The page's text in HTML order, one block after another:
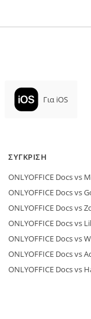
Για iOS
ΣΎΓΚΡΙΣΗ
ONLYOFFICE Docs vs
ONLYOFFICE Docs vs
ONLYOFFICE Docs vs
ONLYOFFICE Docs vs
ONLYOFFICE Docs vs
ONLYOFFICE Docs vs
ONLYOFFICE Docs vs